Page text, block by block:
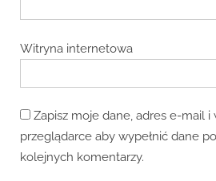
Witryna internetowa
Zapisz moje dane, adres e-mail i
przeglądarce aby wypełnić dane
kolejnych komentarzy.